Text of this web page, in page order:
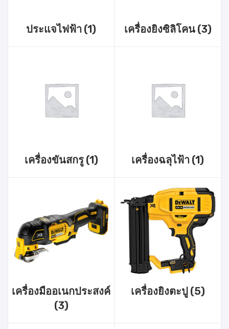
ประแจไฟฟ้า (1) เครื่องยิงซิลิโคน (3)
เครื่องขันสกรู (1) เครื่องฉลุไฟ้า (1)
เครื่องมืออเนกประสงค์
(3)
เครื่องยิงตะปู (5)